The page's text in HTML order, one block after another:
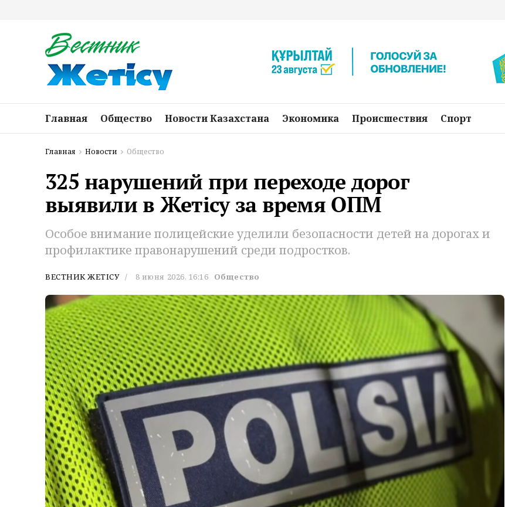
Главная Общество Новости Казахстана Экономика Происшествия Спорт
Главная Новости Общество
325 нарушений при переходе дорог
выявили в Жетісу за время ОПМ
Особое внимание полицейские уделили безопасности детей на дорогах и
профилактике правонарушений среди подростков.
ВЕСТНИК ЖЕТІСУ 8 июня 2026, 16:16 Общество